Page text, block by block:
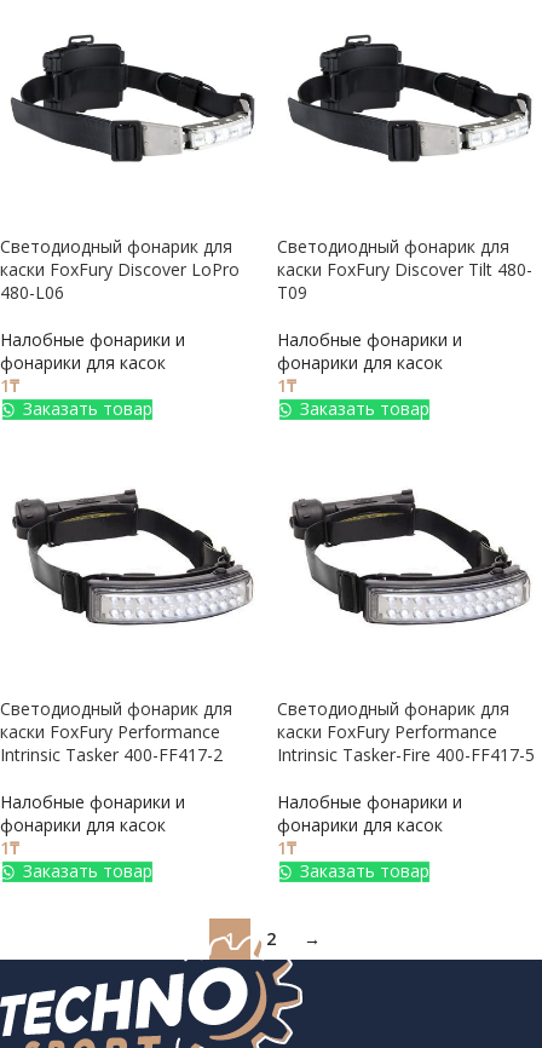
Светодиодный фонарик для
каски FoxFury Discover LoPro
480-L06
Налобные фонарики и
фонарики для касок
1₸
Заказать товар
Светодиодный фонарик для
каски FoxFury Discover Tilt 480-
T09
Налобные фонарики и
фонарики для касок
1₸
Заказать товар
Светодиодный фонарик для
каски FoxFury Performance
Intrinsic Tasker 400-FF417-2
Налобные фонарики и
фонарики для касок
1₸
Заказать товар
Светодиодный фонарик для
каски FoxFury Performance
Intrinsic Tasker-Fire 400-FF417-5
Налобные фонарики и
фонарики для касок
1₸
Заказать товар
1 2 →